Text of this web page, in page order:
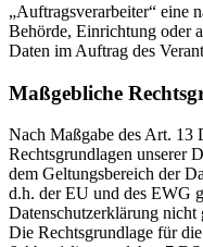
„Auftragsverarbeiter“ eine
Behörde, Einrichtung oder
Daten im Auftrag des
Maßgebliche
Nach Maßgabe des Art.
Rechtsgrundlagen unserer
dem Geltungsbereich der
d.h. der EU und des EWG
Datenschutzerklärung nicht
Die Rechtsgrundlage für